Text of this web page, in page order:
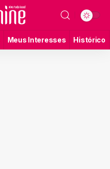
Meus Interesses Histórico